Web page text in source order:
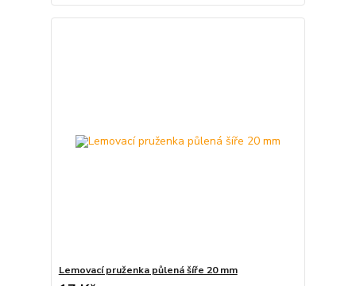
Lemovací pruženka půlená šíře 20 mm